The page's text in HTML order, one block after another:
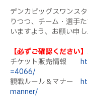
デンカビッグスワンス
りつつ、チーム・選手
いますよう、お願い申し
【必ずご確認ください】
チケット販売情報
=4066/
観戦ルール＆マナー
manner/